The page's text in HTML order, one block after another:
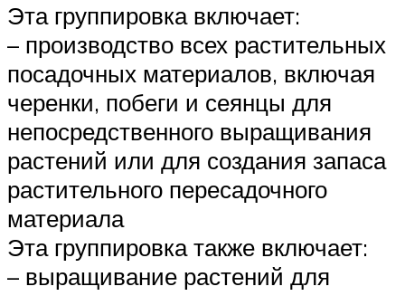
Эта группировка включает:
– производство всех растительных
посадочных материалов, включая
черенки, побеги и сеянцы для
непосредственного выращивания
растений или для создания запаса
растительного пересадочного
материала
Эта группировка также включает:
– выращивание растений для